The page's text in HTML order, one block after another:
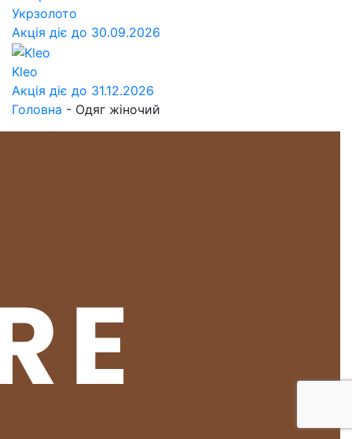
Укрзолото
Акція діє до 30.09.2026
Kleo
Акція діє до 31.12.2026
Головна - Одяг жіночий